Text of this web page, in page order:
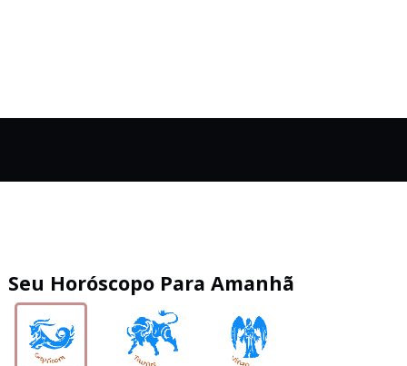
Seu Horóscopo Para Amanhã